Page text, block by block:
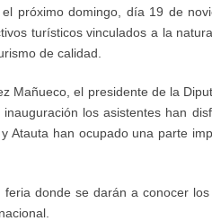
el próximo domingo, día 19 de
turísticos vinculados a la
de calidad.
Mañueco, el presidente de la
inauguración los asistentes han
Atauta han ocupado una parte
donde se darán a conocer